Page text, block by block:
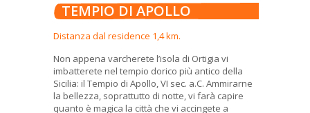
TEMPIO DI APOLLO
Distanza dal residence 1,4 km.
Non appena varcherete l’isola di Ortigia vi
imbatterete nel tempio dorico più antico della
Sicilia: il Tempio di Apollo, VI sec. a.C. Ammirarne
la bellezza, soprattutto di notte, vi farà capire
quanto è magica la città che vi accingete a